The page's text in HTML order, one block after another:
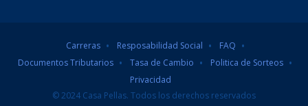
Carreras Resposabilidad Social
FAQ
Documentos Tributarios
Tasa de Cambio
Politica de Sorteos
Privacidad
© 2024 Casa Pellas. Todos los derechos reservados